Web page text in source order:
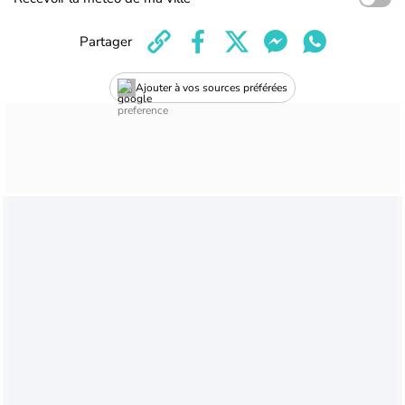
Ajouter à vos sources préférées
Partager